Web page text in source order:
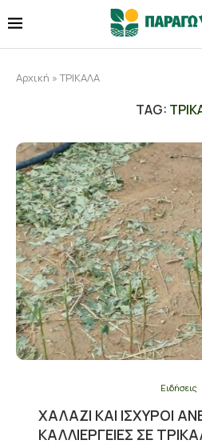
Αρχική »ΤΡΙΚΑΛΑ
TAG:
Ειδήσεις
ΧΑΛΆΖΙ ΚΑΙ ΙΣΧΥΡΟΊ
ΚΑΛΛΙΈΡΓΕΙΕΣ ΣΕ